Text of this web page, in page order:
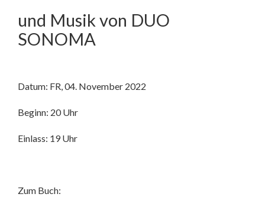
und Musik von DUO
SONOMA
Datum: FR, 04. November 2022
Beginn: 20 Uhr
Einlass: 19 Uhr
Zum Buch: